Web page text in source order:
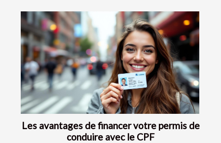
Les avantages de financer votre permis de
conduire avec le CPF